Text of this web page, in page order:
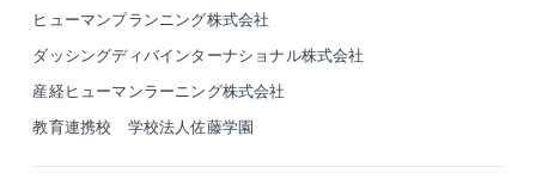
ヒューマンプランニング株式会社
ダッシングディバインターナショナル株式会社
産経ヒューマンラーニング株式会社
教育連携校 学校法人佐藤学園